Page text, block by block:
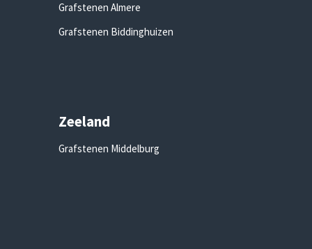
Grafstenen Almere
Grafstenen Biddinghuizen
Zeeland
Grafstenen Middelburg